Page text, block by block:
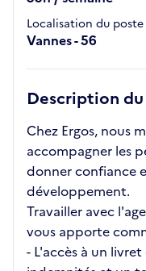
Localisation du poste
Vannes - 56
Description
Chez Ergos, nous
accompagner les
donner confiance
développement.
Travailler avec
vous apporte
- L'accès à un